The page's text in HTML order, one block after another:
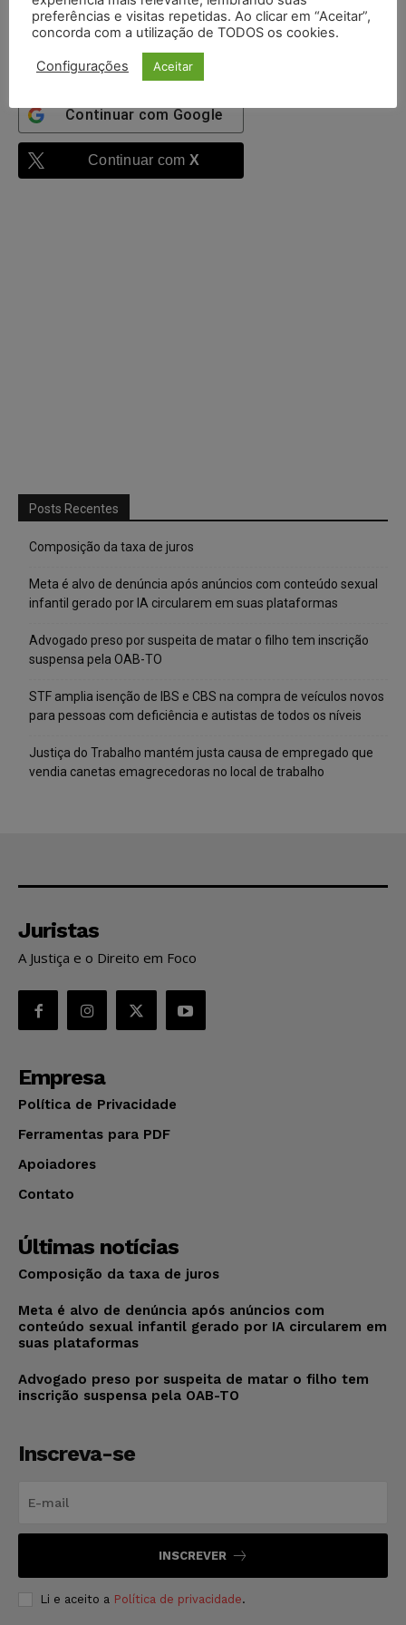
Entrar
Continuar com Google
Continuar com X
Posts Recentes
Composição da taxa de juros
Meta é alvo de denúncia após anúncios com conteúdo sexual
infantil gerado por IA circularem em suas plataformas
Advogado preso por suspeita de matar o filho tem inscrição
suspensa pela OAB-TO
STF amplia isenção de IBS e CBS na compra de veículos novos
para pessoas com deficiência e autistas de todos os níveis
Justiça do Trabalho mantém justa causa de empregado que
vendia canetas emagrecedoras no local de trabalho
Juristas
A Justiça e o Direito em Foco
Empresa
Política de Privacidade
Ferramentas para PDF
Apoiadores
Contato
Últimas notícias
Composição da taxa de juros
Meta é alvo de denúncia após anúncios com
conteúdo sexual infantil gerado por IA circularem em
suas plataformas
Advogado preso por suspeita de matar o filho tem
inscrição suspensa pela OAB-TO
Inscreva-se
INSCREVER
Li e aceito a Política de privacidade.
preferências e visitas repetidas. Ao clicar em “Aceitar”,
concorda com a utilização de TODOS os cookies.
Configurações Aceitar